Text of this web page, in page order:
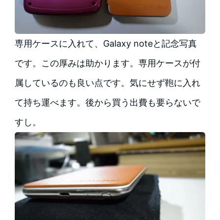
専用ケースに入れて、Galaxy noteと記念写真
です。この厚みは助かります。専用ケースが付
属しているのも良い点です。気にせず鞄に入れ
て持ち運べます。後から買う出費も要らないで
すし。